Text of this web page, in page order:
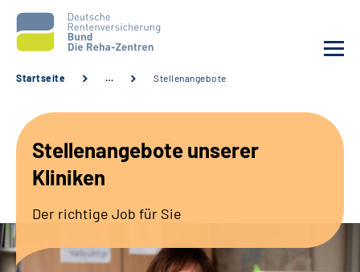
Unsere Kliniken
Startseite … Stellenangebote
Stellenangebote unserer
Kliniken
Der richtige Job für Sie